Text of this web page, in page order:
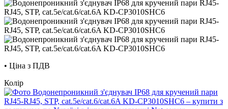
• Ціна з ПДВ
Колір